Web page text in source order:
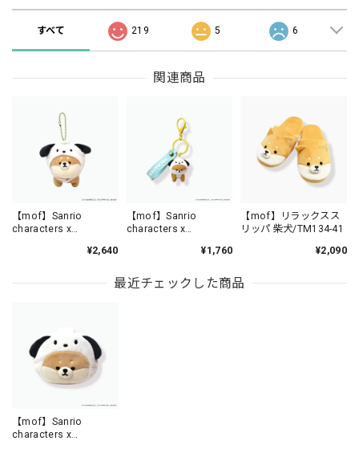
すべて 219 5 6
関連商品
【mof】Sanrio
characters x
しマスコットチャーム
MFS901-7
¥2,640
【mof】Sanrio
characters x
しPVCキーホルダー
MFS006-7
¥1,760
【mof】リラックスス
リッパ 柴犬/TM134-41
¥2,090
最近チェックした商品
【mof】Sanrio
characters x